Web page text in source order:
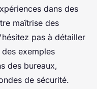
dans des
maîtrise des
pas à détailler
exemples
des bureaux,
de sécurité.